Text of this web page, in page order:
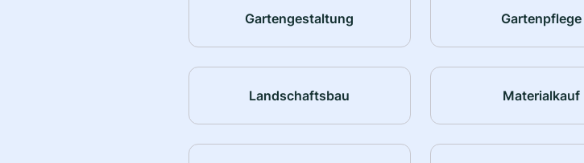
Gartengestaltung Gartenpflege
Landschaftsbau Materialkauf